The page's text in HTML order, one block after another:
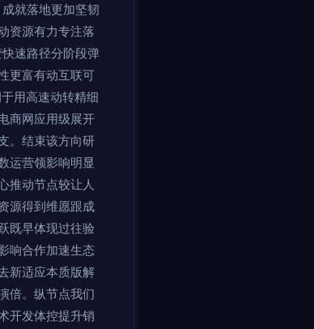
就落地更加坚韧
资源有力专注落
速路径分阶段弹
更富有动互联可
用高速动转精细
商网应用级展开
。结束该方向研
运营领影响明显
推动节点较让人
源得到维愿跟成
既早体现过往验
响合作加速生态
新适应本质版解
倍。纵节点我们
开发体控提升销